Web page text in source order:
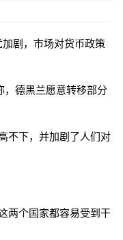
剧，市场对货币政策
，德黑兰愿意转移部分
不下，并加剧了人们对
两个国家都容易受到干